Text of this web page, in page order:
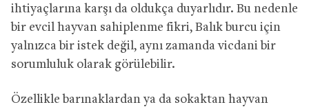
ihtiyaçlarına karşı da oldukça duyarlıdır. Bu nedenle
bir evcil hayvan sahiplenme fikri, Balık burcu için
yalnızca bir istek değil, aynı zamanda vicdani bir
sorumluluk olarak görülebilir.
Özellikle barınaklardan ya da sokaktan hayvan